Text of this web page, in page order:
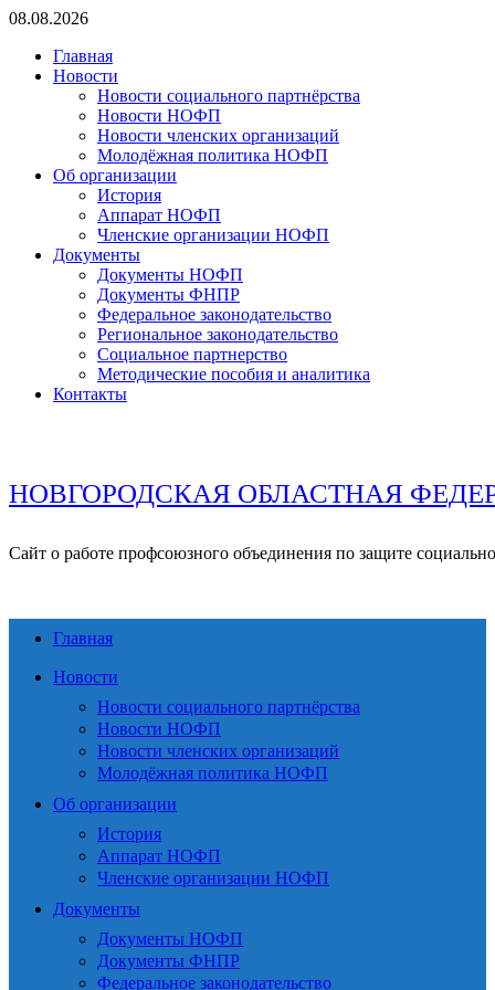
Перейти
содержимому
08.08.2026
Главная
Новости
Новости социального партнёрства
Новости НОФП
Новости членских организаций
Молодёжная политика НОФП
Об организации
История
Аппарат НОФП
Членские организации НОФП
Документы
Документы НОФП
Документы ФНПР
Федеральное законодательство
Региональное законодательство
Социальное партнерство
Методические пособия и аналитика
Контакты
НОВГОРОДСКАЯ ОБЛАСТНАЯ
Сайт о работе профсоюзного объединения по защите
Главная
Новости
Новости социального партнёрства
Новости НОФП
Новости членских организаций
Молодёжная политика НОФП
Об организации
История
Аппарат НОФП
Членские организации НОФП
Документы
Документы НОФП
Документы ФНПР
Федеральное законодательство